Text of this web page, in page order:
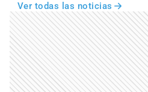
Ver todas las noticias